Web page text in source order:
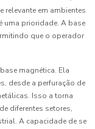
relevante em ambientes
uma prioridade. A base
que o operador
magnética. Ela
desde a perfuração de
Isso a torna
diferentes setores,
A capacidade de se